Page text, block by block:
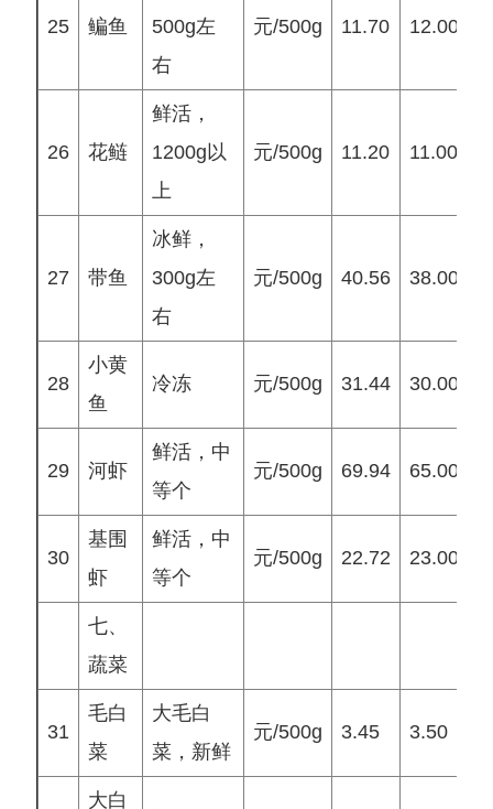
25 鳊鱼
500g左
右
元/500g 11.70 12.00
26 花鲢
鲜活，
1200g以
上
元/500g 11.20 11.00
27 带鱼
冰鲜，
300g左
右
元/500g 40.56 38.00
28
小黄
鱼
冷冻 元/500g 31.44 30.00
29 河虾
鲜活，中
等个
元/500g 69.94 65.00
30
基围
虾
鲜活，中
等个
元/500g 22.72 23.00
七、
蔬菜
31
毛白
菜
大毛白
菜，新鲜
元/500g 3.45 3.50
大白